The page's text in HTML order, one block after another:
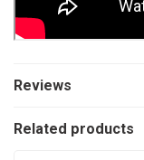
Reviews
Related products